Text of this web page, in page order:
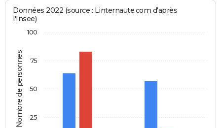
Nombre de personnes
Données 2022 (source : Linternaute.com d'après
l'Insee)
25
50
75
100